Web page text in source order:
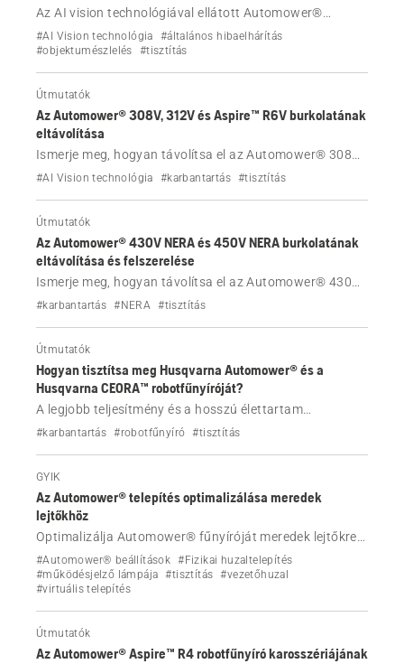
Az AI vision technológiával ellátott Automower®
robotfűnyíró nem kerüli el a tárgyakat, vagy
kamerahibát jelez? Hibaelhárítás olyan üzenetek esetén,
kamera lencséje nedves, nincs tárgyfelismerés stb.
#AI Vision technológia
#általános hibaelhárítás
#objektumészlelés
#tisztítás
Útmutatók
Az Automower® 308V, 312V és Aspire™ R6V burkolatának
eltávolítása
Ismerje meg, hogyan távolítsa el az Automower® 308V,
312V és Aspire™ R6V robotfűnyíró burkolatát, például
#AI Vision technológia #karbantartás #tisztítás
Útmutatók
Az Automower® 430V NERA és 450V NERA burkolatának
eltávolítása és felszerelése
Ismerje meg, hogyan távolítsa el az Automower® 430V
NERA és 450V NERA robotfűnyíró burkolatát, például
#karbantartás #NERA #tisztítás
Útmutatók
Hogyan tisztítsa meg Husqvarna Automower® és a
Husqvarna CEORA™ robotfűnyíróját?
A legjobb teljesítmény és a hosszú élettartam
biztosítása érdekében rendszeresen tisztítsa meg
#karbantartás #robotfűnyíró #tisztítás
GYIK
Az Automower® telepítés optimalizálása meredek
lejtőkhöz
Optimalizálja Automower® fűnyíróját meredek lejtőkre a
megfelelő vezeték nélküli vagy határolóhuzalos
telepítéssel, AWD-szabályokkal, tapadási tippekkel és
lejtőkezelési beállításokkal.
#Automower® beállítások #Fizikai huzaltelepítés
#működésjelző lámpája
#tisztítás
#vezetőhuzal
#virtuális telepítés
Útmutatók
Az Automower® Aspire™ R4 robotfűnyíró karosszériájának